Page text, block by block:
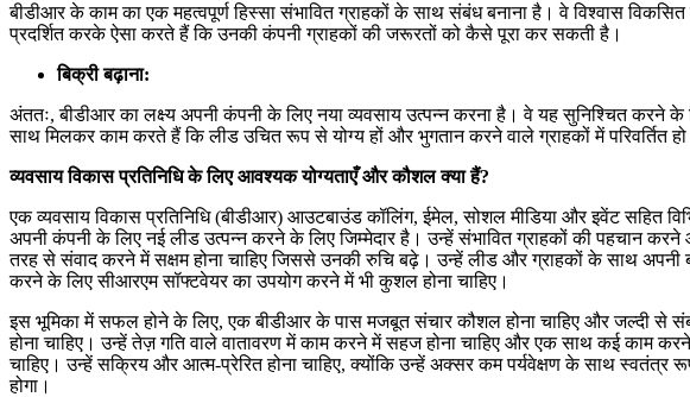
बीडीआर के काम का एक महत्वपूर्ण हिस्सा संभावित ग्राहकों के साथ संबंध बनाना है। वे विश्वास
प्रदर्शित करके ऐसा करते हैं कि उनकी कंपनी ग्राहकों की जरूरतों को कैसे पूरा कर सकती है।
बिक्री बढ़ाना:
अंततः, बीडीआर का लक्ष्य अपनी कंपनी के लिए नया व्यवसाय उत्पन्न करना है। वे यह सुनिश्चित करने के
साथ मिलकर काम करते हैं कि लीड उचित रूप से योग्य हों और भुगतान करने वाले ग्राहकों में परिवर्तित हो
व्यवसाय विकास प्रतिनिधि के लिए आवश्यक योग्यताएँ और कौशल क्या हैं?
एक व्यवसाय विकास प्रतिनिधि (बीडीआर) आउटबाउंड कॉलिंग, ईमेल, सोशल मीडिया और इवेंट सहित
अपनी कंपनी के लिए नई लीड उत्पन्न करने के लिए जिम्मेदार है। उन्हें संभावित ग्राहकों की पहचान
तरह से संवाद करने में सक्षम होना चाहिए जिससे उनकी रुचि बढ़े। उन्हें लीड और ग्राहकों के साथ अपनी
करने के लिए सीआरएम सॉफ्टवेयर का उपयोग करने में भी कुशल होना चाहिए।
इस भूमिका में सफल होने के लिए, एक बीडीआर के पास मजबूत संचार कौशल होना चाहिए और जल्दी से
होना चाहिए। उन्हें तेज़ गति वाले वातावरण में काम करने में सहज होना चाहिए और एक साथ कई काम करने
चाहिए। उन्हें सक्रिय और आत्म-प्रेरित होना चाहिए, क्योंकि उन्हें अक्सर कम पर्यवेक्षण के साथ स्वतंत्र
होगा।